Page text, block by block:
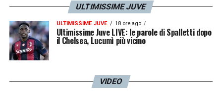
ULTIMISSIME JUVE
ULTIMISSIME JUVE 18 ore ago
Ultimissime Juve LIVE: le parole di Spalletti dopo
il Chelsea, Lucumì più vicino
VIDEO